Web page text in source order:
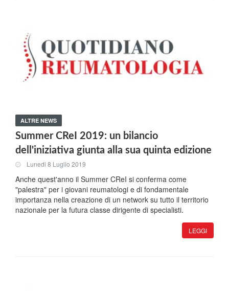
ALTRE NEWS
Summer CReI 2019: un bilancio
dell'iniziativa giunta alla sua quinta edizione
Lunedi 8 Luglio 2019
Anche quest'anno il Summer CReI si conferma come
"palestra" per i giovani reumatologi e di fondamentale
importanza nella creazione di un network su tutto il territorio
nazionale per la futura classe dirigente di specialisti.
LEGGI